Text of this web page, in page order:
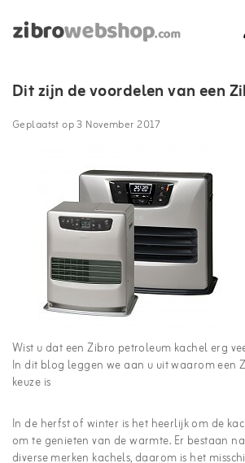
Dit zijn de voordelen van een
Geplaatst op3 November 2017
Wist u dat een Zibro petroleum kachel erg
In dit blog leggen we aan u uit waarom een
keuze is
In de herfst of winter is het heerlijk om de
om te genieten van de warmte. Er bestaan
diverse merken kachels, daarom is het